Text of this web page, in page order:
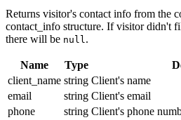
Returns visitor's contact info from the
contact_info structure. If visitor didn't
there will be null.
Name Type
client_name string Client's name
email
string Client's email
phone
string Client's phone